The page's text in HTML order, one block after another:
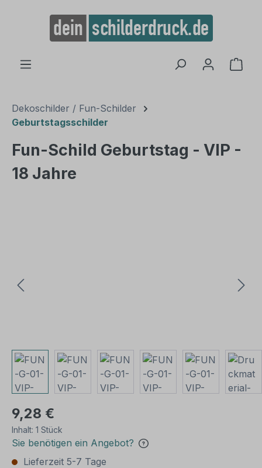
springen
Dekoschilder / Fun-Schilder
Geburtstagsschilder
Fun-Schild Geburtstag - VIP -
18 Jahre
9,28 €
Inhalt: 1 Stück
Sie benötigen ein Angebot?
Lieferzeit 5-7 Tage